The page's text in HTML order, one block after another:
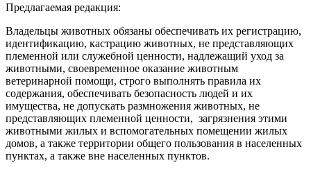
Предлагаемая редакция:
Владельцы животных обязаны обеспечивать их регистрацию,
идентификацию, кастрацию животных, не представляющих
племенной или служебной ценности, надлежащий‌ уход за
животными, своевременное оказание животным
ветеринарной‌ помощи, строго выполнять правила их
содержания, обеспечивать безопасность людей‌ и их
имущества, не допускать размножения животных, не
представляющих племенной ценности, загрязнения этими
животными жилых и вспомогательных помещении‌ жилых
домов, а также территории общего пользования в населенных
пунктах, а также вне населенных пунктов.